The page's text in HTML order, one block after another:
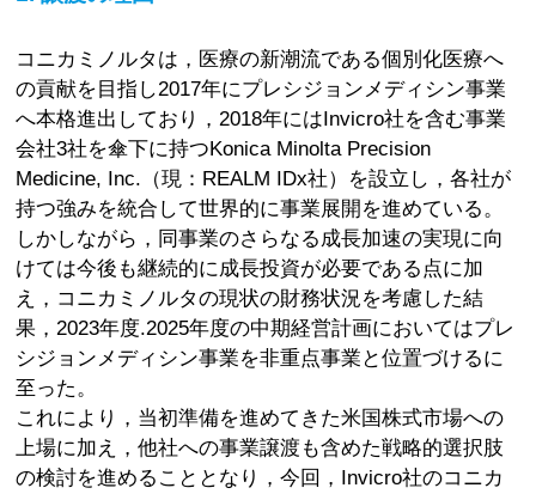
コニカミノルタは，医療の新潮流である個別化医療へ
の貢献を目指し2017年にプレシジョンメディシン事業
へ本格進出しており，2018年にはInvicro社を含む事業
会社3社を傘下に持つKonica Minolta Precision
Medicine, Inc.（現：REALM IDx社）を設立し，各社が
持つ強みを統合して世界的に事業展開を進めている。
しかしながら，同事業のさらなる成長加速の実現に向
けては今後も継続的に成長投資が必要である点に加
え，コニカミノルタの現状の財務状況を考慮した結
果，2023年度.2025年度の中期経営計画においてはプレ
シジョンメディシン事業を非重点事業と位置づけるに
至った。
これにより，当初準備を進めてきた米国株式市場への
上場に加え，他社への事業譲渡も含めた戦略的選択肢
の検討を進めることとなり，今回，Invicro社のコニカ